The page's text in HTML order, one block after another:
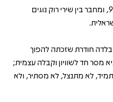
לראשונה בשיא תקופת ההצלחה של גפן בשנות ה-90, ומחבר בין שירי רוק נוגים
חודרת שזכתה להפוך
מסר חד לשוויון וקבלה עצמית;
לא מתנצל, לא מסתיר, ולא